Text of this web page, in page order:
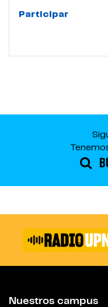
Participar
Nuestros campus